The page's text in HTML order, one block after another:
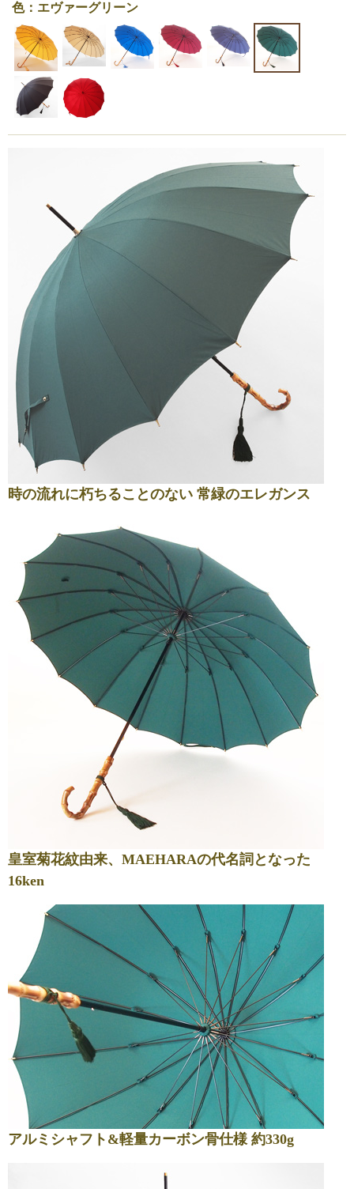
色：エヴァーグリーン
時の流れに朽ちることのない 常緑のエレガンス
皇室菊花紋由来、MAEHARAの代名詞となった
16ken
アルミシャフト&軽量カーボン骨仕様 約330g